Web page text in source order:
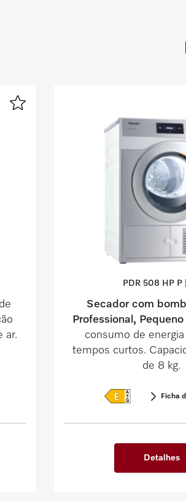
de
ar.
PDR 508 HP P
Secador com
Professional,
consumo de
tempos curtos.
de 8 kg.
Ficha
Detalhes